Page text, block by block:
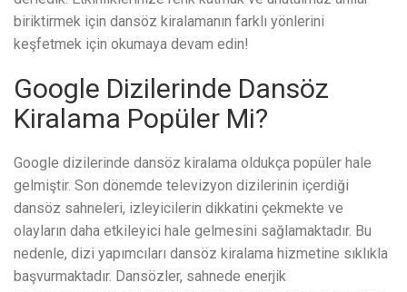
biriktirmek için dansöz kiralamanın farklı yönlerini
keşfetmek için okumaya devam edin!
Google Dizilerinde Dansöz
Kiralama Popüler Mi?
Google dizilerinde dansöz kiralama oldukça popüler hale
gelmiştir. Son dönemde televizyon dizilerinin içerdiği
dansöz sahneleri, izleyicilerin dikkatini çekmekte ve
olayların daha etkileyici hale gelmesini sağlamaktadır. Bu
nedenle, dizi yapımcıları dansöz kiralama hizmetine sıklıkla
başvurmaktadır. Dansözler, sahnede enerjik